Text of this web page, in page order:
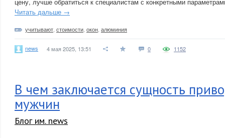
Читать дальше →
учитывают стоимости окон алюминия
news 4 мая 2025, 13:51 0 1152
В чем заключается сущность
мужчин
Блог им. news